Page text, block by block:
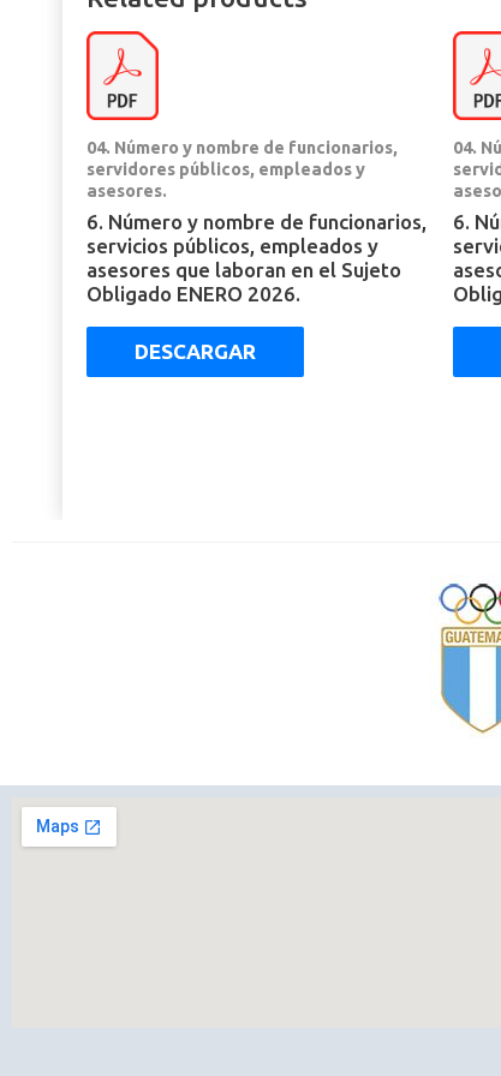
04. Número y nombre de funcionarios,
servidores públicos, empleados y
asesores.
6. Número y nombre de funcionarios,
servicios públicos, empleados y
asesores que laboran en el Sujeto
Obligado ENERO 2026.
DESCARGAR
04.
6.